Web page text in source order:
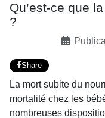
Qu’est-ce que
?
Share
La mort subite du
mortalité chez les
nombreuses